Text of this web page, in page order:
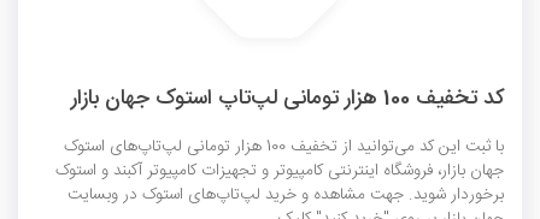
کد تخفیف 100 هزار تومانی لپ‌تاپ استوک جهان بازار
با ثبت این کد می‌توانید از تخفیف 100 هزار تومانی لپ‌تاپ‌های استوک
جهان بازار، فروشگاه اینترنتی کامپیوتر و تجهیزات کامپیوتر آکبند و استوک
برخوردار شوید. جهت مشاهده و خرید لپ‌تاپ‌های استوک در وبسایت